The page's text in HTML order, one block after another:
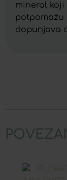
mineral koji
potpomažu
dopunjava